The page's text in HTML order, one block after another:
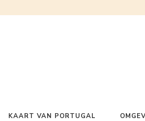
KAART VAN PORTUGAL